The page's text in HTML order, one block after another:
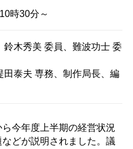
時30分～
鈴木秀美 委員、難波功士 委
田泰夫 専務、制作局長、編
今年度上半期の経営状況
どが説明されました。議